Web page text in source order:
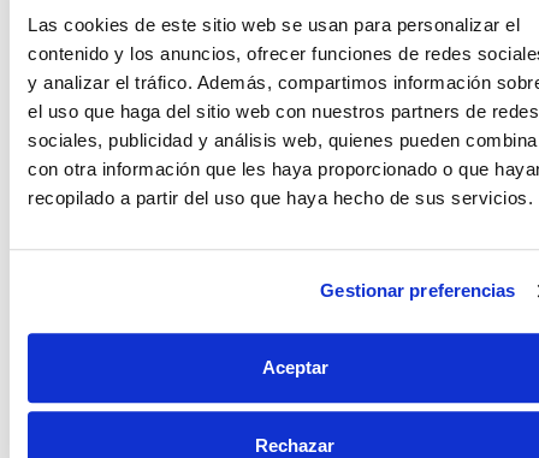
Las cookies de este sitio web se usan para personalizar el
contenido y los anuncios, ofrecer funciones de redes
y analizar el tráfico. Además, compartimos información
el uso que haga del sitio web con nuestros partners de redes
sociales, publicidad y análisis web, quienes pueden
con otra información que les haya proporcionado o que
recopilado a partir del uso que haya hecho de sus servicios.
Gestionar preferencias
Aceptar
Rechazar